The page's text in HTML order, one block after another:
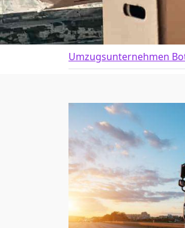
Umzugsunternehmen